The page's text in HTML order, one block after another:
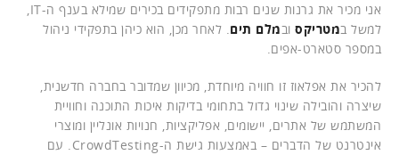
אני מכיר את גרנות שנים רבות מתפקידים בכירים שמילא בענף ה-IT,
למשל במטריקס ובמלם תים. לאחר מכן, הוא כיהן בתפקידי ניהול
במספר סטארט-אפים.
להכיר את אפלאוז זו חוויה מיוחדת, מכיוון שמדובר בחברה חדשנית,
שיצרה והובילה שינוי גדול בתחומי בדיקות איכות התוכנה וחוויית
המשתמש של אתרים, יישומים, אפליקציות, חנויות אונליין ומוצרי
אינטרנט של הדברים – באמצעות גישת ה-CrowdTesting. עם